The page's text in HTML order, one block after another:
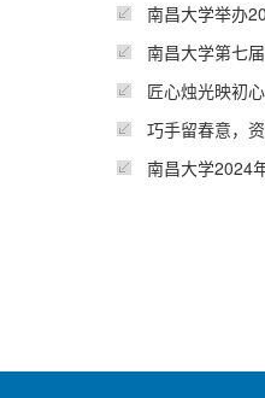
南昌大学举办
南昌大学第七
匠心烛光映初
巧手留春意，
南昌大学2024